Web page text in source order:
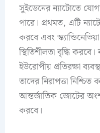
সুইডেনের ন্যাটোতে
পারে। প্রথমত, এটি
করবে এবং
স্থিতিশীলতা বৃদ্ধি
ইউরোপীয় প্রতিরক্ষা
তাদের নিরাপত্তা
আন্তর্জাতিক জোটের
করবে।